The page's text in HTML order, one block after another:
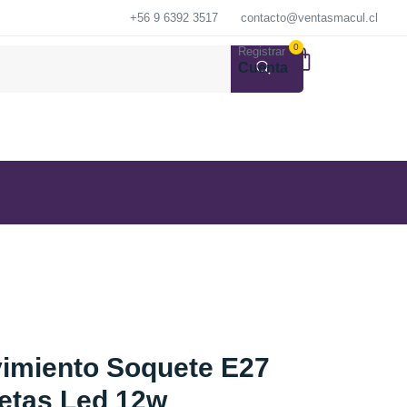
+56 9 6392 3517 contacto@ventasmacul.cl
Registrar
Cuenta
0
Soquete E27
Led 12w